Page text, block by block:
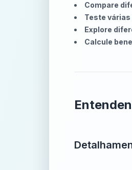
Compare
Teste
Explore
Calcule